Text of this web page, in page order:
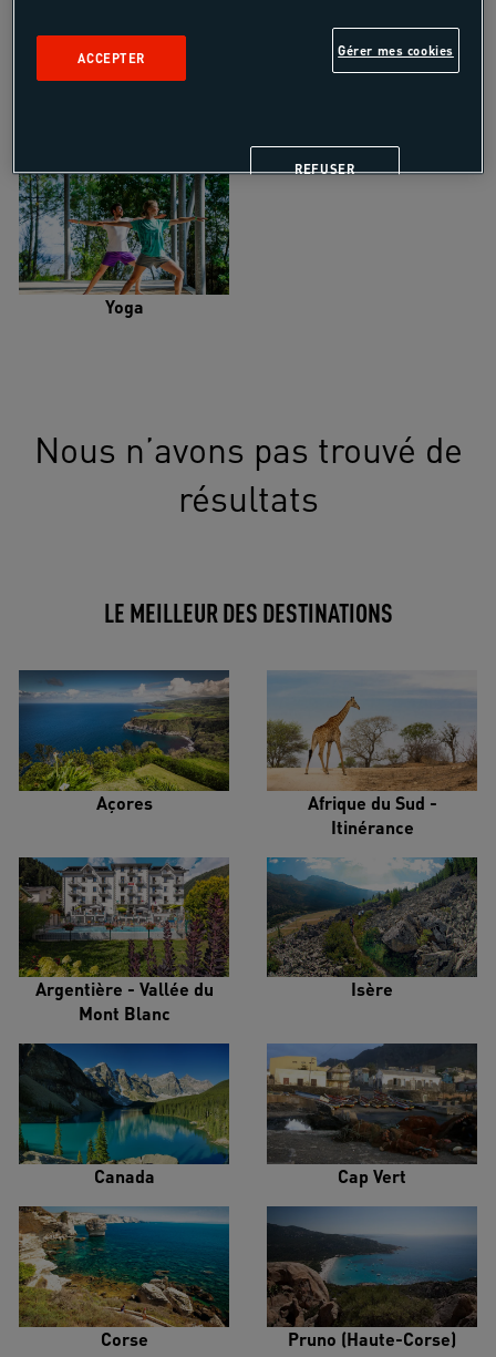
Vélo de randonnée
Yoga
Nous n’avons pas trouvé de
résultats
LE MEILLEUR DES DESTINATIONS
Açores
Afrique du Sud -
Itinérance
Argentière - Vallée du
Mont Blanc
Isère
Canada Cap Vert
Corse Pruno (Haute-Corse)
Gérer mes cookies
REFUSER
ACCEPTER